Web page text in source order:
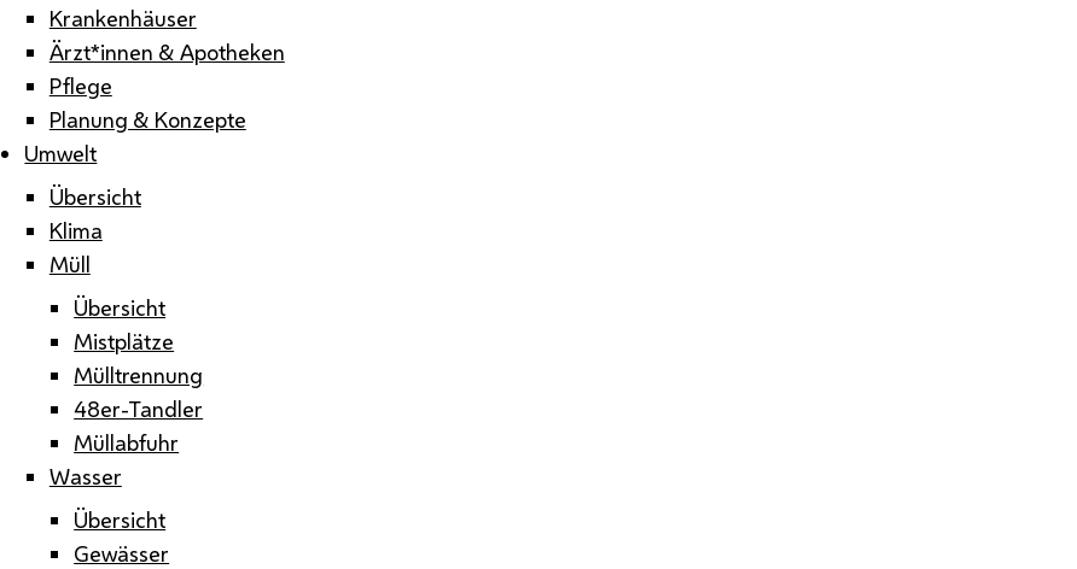
Krankenhäuser
Ärzt*innen & Apotheken
Pflege
Planung & Konzepte
Umwelt
Übersicht
Klima
Müll
Übersicht
Mistplätze
Mülltrennung
48er-Tandler
Müllabfuhr
Wasser
Übersicht
Gewässer